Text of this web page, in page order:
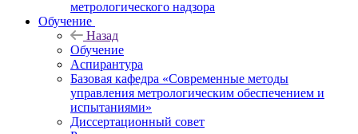
метрологического надзора
Обучение
Назад
Обучение
Аспирантура
Базовая кафедра «Современные методы
управления метрологическим обеспечением и
испытаниями»
Диссертационный совет